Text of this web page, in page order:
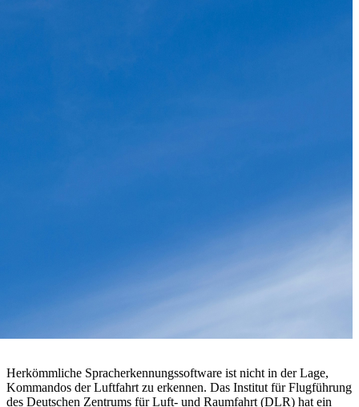
Herkömmliche Spracherkennungssoftware ist nicht in der Lage,
Kommandos der Luftfahrt zu erkennen. Das Institut für Flugführung
des Deutschen Zentrums für Luft- und Raumfahrt (DLR) hat ein